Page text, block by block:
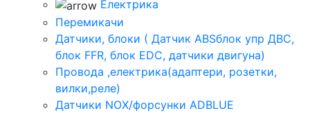
Електрика
Перемикачи
Датчики, блоки ( Датчик ABSблок упр ДВС,
блок FFR, блок EDC, датчики двигуна)
Провода ,електрика(адаптери, розетки,
вилки,реле)
Датчики NOX/форсунки ADBLUE